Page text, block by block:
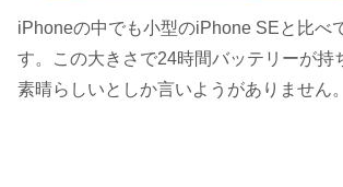
iPhoneの中でも小型のiPhone SEと比べ
す。この大きさで24時間バッテリーが持
素晴らしいとしか言いようがありません。